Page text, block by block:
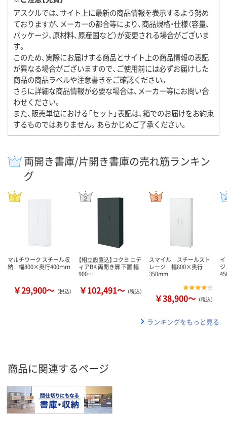
アスクルでは、サイト上に最新の商品情報を表示するよう努め
ておりますが、メーカーの都合等により、商品規格・仕様（容量、
パッケージ、原材料、原産国など）が変更される場合がございま
す。
このため、実際にお届けする商品とサイト上の商品情報の表記
が異なる場合がございますので、ご使用前には必ずお届けした
商品の商品ラベルや注意書きをご確認ください。
さらに詳細な商品情報が必要な場合は、メーカー等にお問い合
わせください。
また、販売単位における「セット」表記は、箱でのお届けをお約束
するものではありません。あらかじめご了承ください。
両開き書庫/片開き書庫の売れ筋ランキン
グ
マルチワーク スチール収
納 幅800×奥行400ｍｍ
￥29,900～ （税込）
【組立設置込】コクヨ エデ
ィアBK 両開き扉 下置 幅
900…
￥102,491～ （税込）
スマイル スチールスト
レージ 幅800×奥行
350mm
￥38,900～ （税込）
ランキングをもっと見る
商品に関連するページ